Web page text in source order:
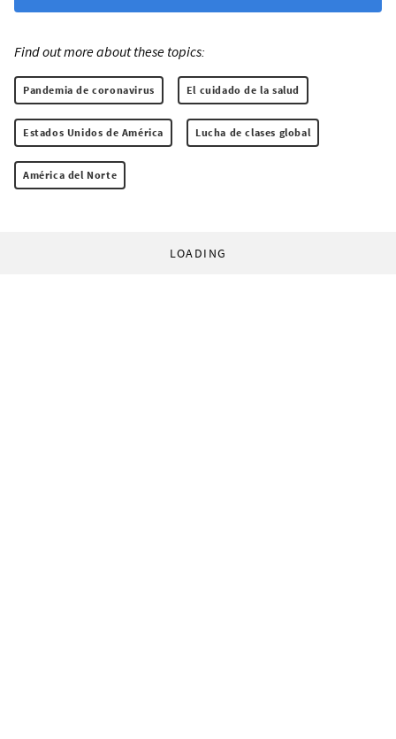
Find out more about these topics:
Pandemia de coronavirus El cuidado de la salud
Estados Unidos de América Lucha de clases global
América del Norte
LOADING